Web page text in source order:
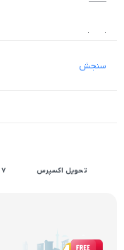
از 0 رای
سنجش
تحویل اکسپرس ۷ روز ضمانت بازگشت